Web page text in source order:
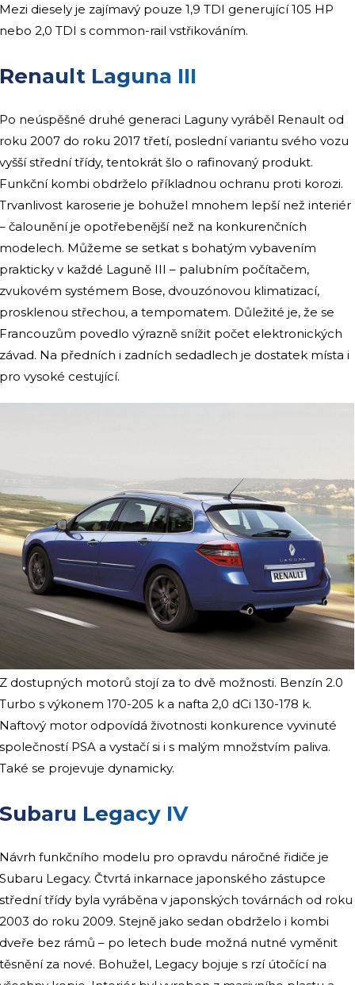
diesely je zajímavý pouze 1,9 TDI generující 105 HP
2,0 TDI s common-rail vstřikováním.
Laguna III
neúspěšné druhé generaci Laguny vyráběl Renault od
2007 do roku 2017 třetí, poslední variantu svého vozu
střední třídy, tentokrát šlo o rafinovaný produkt.
kombi obdrželo příkladnou ochranu proti korozi.
karoserie je bohužel mnohem lepší než interiér
čalounění je opotřebenější než na konkurenčních
Můžeme se setkat s bohatým vybavením
v každé Laguně III – palubním počítačem,
systémem Bose, dvouzónovou klimatizací,
střechou, a tempomatem. Důležité je, že se
povedlo výrazně snížit počet elektronických
Na předních i zadních sedadlech je dostatek místa i
vysoké cestující.
dostupných motorů stojí za to dvě možnosti. Benzín 2.0
s výkonem 170-205 k a nafta 2,0 dCi 130-178 k.
motor odpovídá životnosti konkurence vyvinuté
PSA a vystačí si i s malým množstvím paliva.
se projevuje dynamicky.
Legacy IV
funkčního modelu pro opravdu náročné řidiče je
Legacy. Čtvrtá inkarnace japonského zástupce
třídy byla vyráběna v japonských továrnách od roku
do roku 2009. Stejně jako sedan obdrželo i kombi
bez rámů – po letech bude možná nutné vyměnit
za nové. Bohužel, Legacy bojuje s rzí útočící na